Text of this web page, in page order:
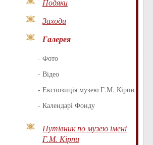
Подяки
Заходи
Галерея
- Фото
- Відео
- Експозиція музею Г.М. Кірпи
- Календарі Фонду
Путівник по музею імені
Г.М. Кірпи